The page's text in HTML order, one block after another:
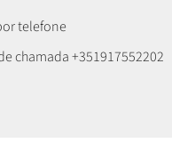
telefone
chamada+351917552202
1
item 2
item 3